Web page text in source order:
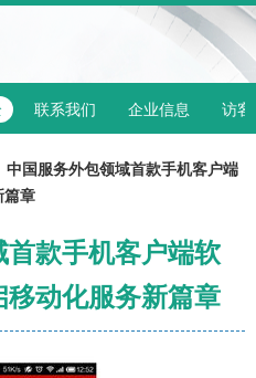
联系我们 企业信息 访客
中国服务外包领域首款手机客户端
篇章
款手机客户端软
动化服务新篇章